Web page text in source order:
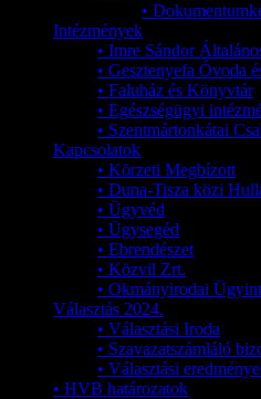
•
Intézmények
• Imre Sándor
• Gesztenyefa Óvoda
• Faluház és Könyvtár
• Egészségügyi
• Szentmártonkátai
Kapcsolatok
• Körzeti Megbízott
• Duna-Tisza közi
• Ügyvéd
• Ügysegéd
• Ebrendészet
• Közvil Zrt.
• Okmányirodai
Választás 2024.
• Választási Iroda
• Szavazatszámláló
• Választási
• HVB határozatok